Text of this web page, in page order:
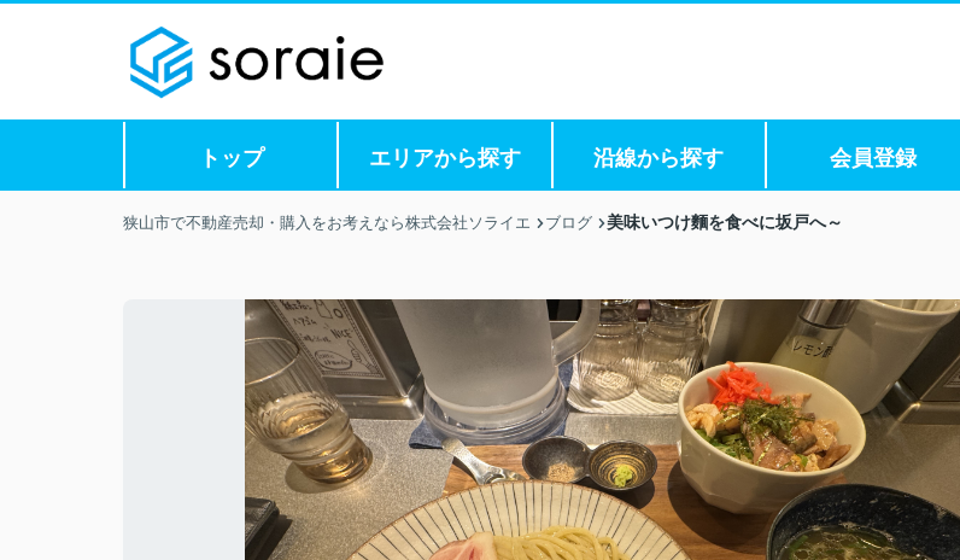
トップ エリアから探す 沿線から探す 会員登録
狭山市で不動産売却・購入をお考えなら株式会社ソライエ ブログ 美味いつけ麵を食べに坂戸へ～